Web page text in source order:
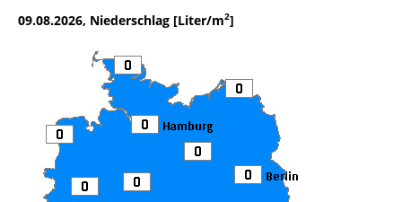
09.08.2026, Niederschlag [Liter/m2]